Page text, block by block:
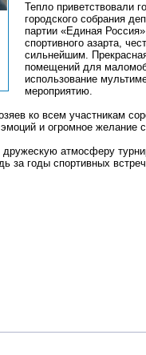
Тепло приветствовали
городского собрания
партии «Единая
спортивного азарта,
сильнейшим.
помещений для
использование
мероприятию.
ко всем участникам
и огромное желание
дружескую атмосферу
за годы спортивных